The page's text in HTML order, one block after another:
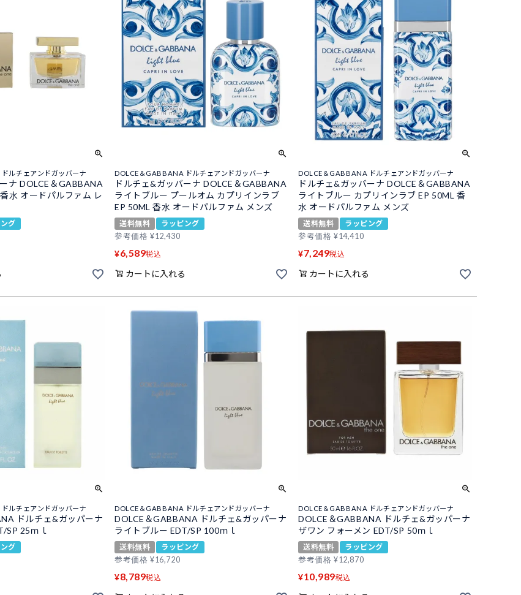
ルチェアンドガッバーナ
ナ DOLCE＆GABBANA
水 オードパルファム レ
グ
DOLCE＆GABBANA ドルチェアンドガッバーナ
ドルチェ&ガッバーナ DOLCE＆GABBANA
ライトブルー プールオム カプリインラブ
EP 50ML 香水 オードパルファム メンズ
送料無料
ラッピング
参考価格 ¥12,430
¥6,589税込
カートに入れる
DOLCE＆GABBANA ドルチェアンドガッバーナ
ドルチェ&ガッバーナ DOLCE＆GABBANA
ライトブルー カプリインラブ EP 50ML 香
水 オードパルファム メンズ
送料無料
ラッピング
参考価格 ¥14,410
¥7,249税込
カートに入れる
ルチェアンドガッバーナ
ドルチェ&ガッパーナ
SP 25ｍｌ
グ
DOLCE＆GABBANA ドルチェアンドガッバーナ
DOLCE＆GABBANA ドルチェ&ガッパーナ
ライトブルー EDT/SP 100ｍｌ
送料無料
ラッピング
参考価格 ¥16,720
¥8,789税込
DOLCE＆GABBANA ドルチェアンドガッバーナ
DOLCE＆GABBANA ドルチェ&ガッパーナ
ザワン フォーメン EDT/SP 50ｍｌ
送料無料
ラッピング
参考価格 ¥12,870
¥10,989税込